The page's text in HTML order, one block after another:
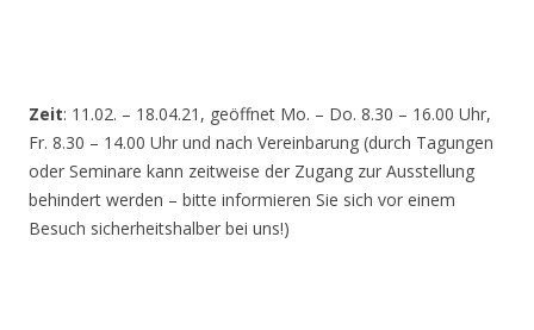
Zeit: 11.02. – 18.04.21, geöffnet Mo. – Do. 8.30 – 16.00 Uhr,
Fr. 8.30 – 14.00 Uhr und nach Vereinbarung (durch Tagungen
oder Seminare kann zeitweise der Zugang zur Ausstellung
behindert werden – bitte informieren Sie sich vor einem
Besuch sicherheitshalber bei uns!)